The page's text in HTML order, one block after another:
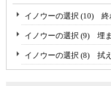
イノウーの選択 (10) 終
イノウーの選択 (9) 埋
イノウーの選択 (8) 拭